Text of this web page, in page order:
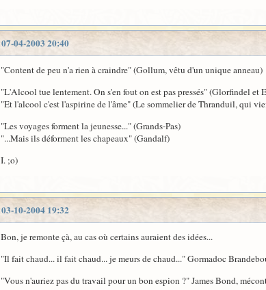
07-04-2003 20:40
"Content de peu n'a rien à craindre" (Gollum, vêtu d'un unique anneau)
"L'Alcool tue lentement. On s'en fout on est pas pressés" (Glorfindel
"Et l'alcool c'est l'aspirine de l'âme" (Le sommelier de Thranduil, qui
"Les voyages forment la jeunesse..." (Grands-Pas)
"...Mais ils déforment les chapeaux" (Gandalf)
I. ;o)
03-10-2004 19:32
Bon, je remonte çà, au cas où certains auraient des idées...
"Il fait chaud... il fait chaud... je meurs de chaud..." Gormadoc
"Vous n'auriez pas du travail pour un bon espion ?" James Bond,